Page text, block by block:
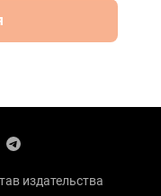
издательства